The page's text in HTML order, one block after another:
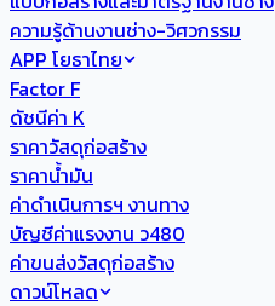
ความรู้ด้านงานช่าง-วิศวกรรม
APP โยธาไทย
Factor F
ดัชนีค่า K
ราคาวัสดุก่อสร้าง
ราคาน้ำมัน
ค่าดำเนินการฯ งานทาง
บัญชีค่าแรงงาน ว480
ค่าขนส่งวัสดุก่อสร้าง
ดาวน์โหลด